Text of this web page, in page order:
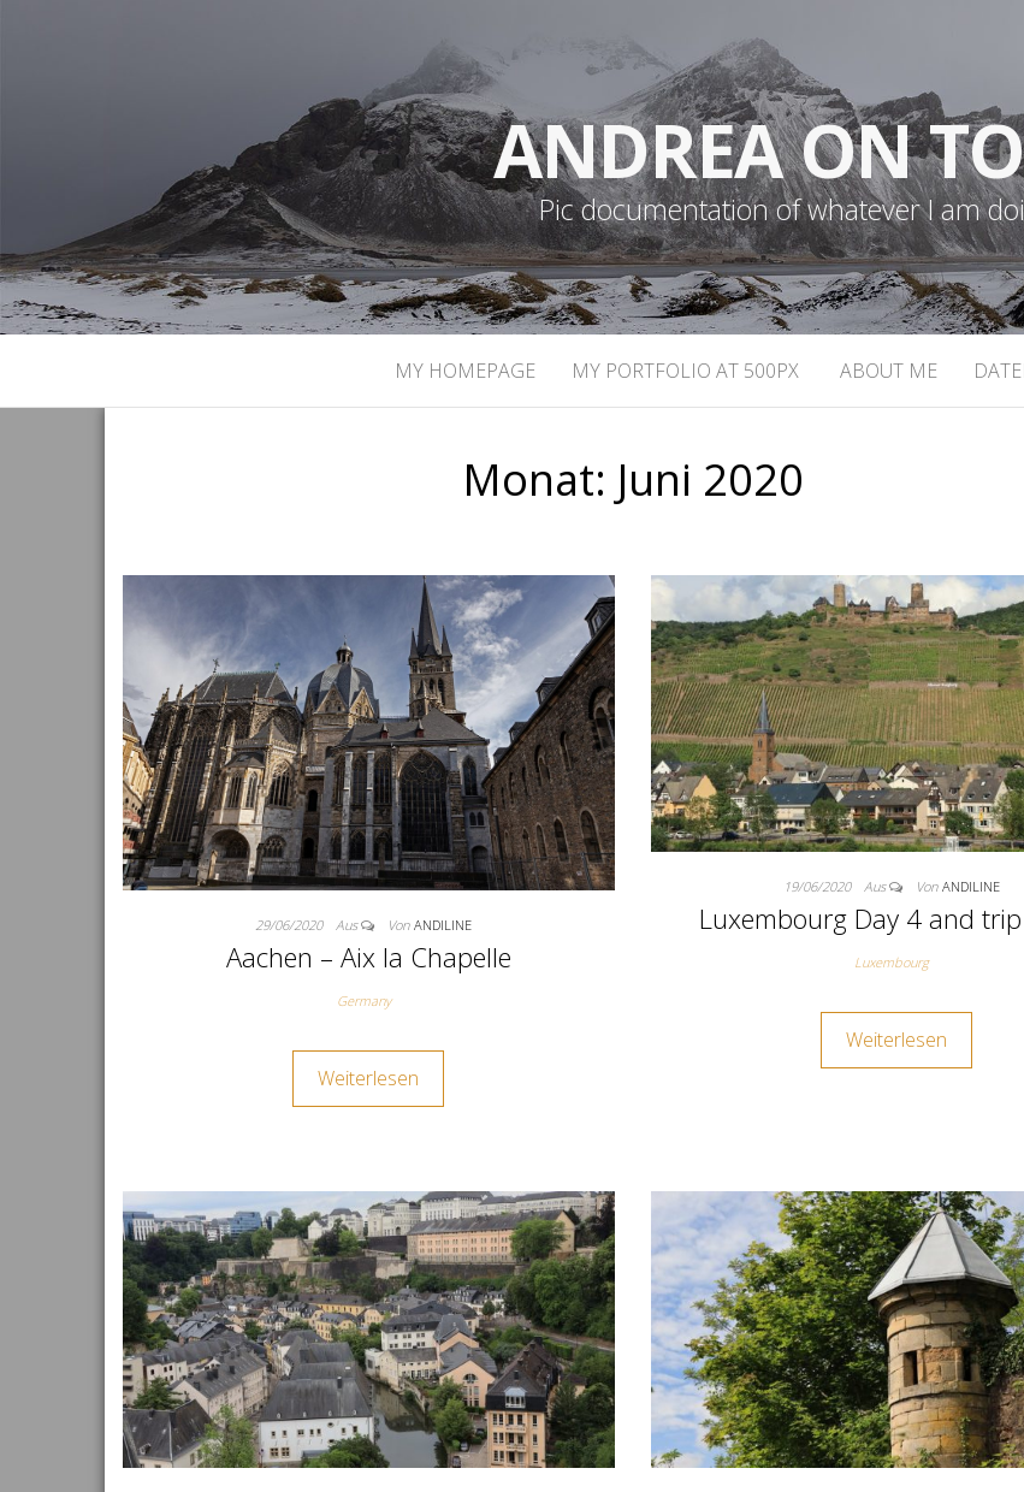
ANDREA ON
Pic documentation of whatever I am
MY HOMEPAGE MY PORTFOLIO AT 500PX ABOUT ME
Monat: Juni 2020
29/06/2020 Aus Von ANDILINE
Aachen – Aix la Chapelle
Germany
Weiterlesen
19/06/2020 Aus Von ANDILINE
Luxembourg Day 4 and
Luxembourg
Weiterlesen